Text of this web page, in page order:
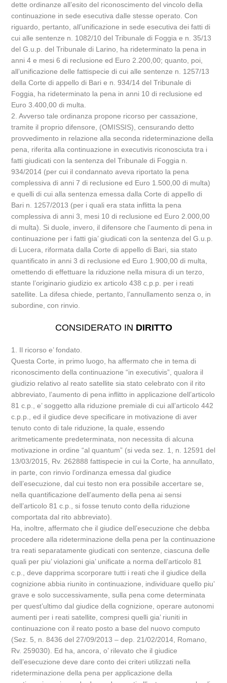
dette ordinanze all’esito del riconoscimento del vincolo della
continuazione in sede esecutiva dalle stesse operato. Con
riguardo, pertanto, all’unificazione in sede esecutiva dei fatti di
cui alle sentenze n. 1082/10 del Tribunale di Foggia e n. 35/13
del G.u.p. del Tribunale di Larino, ha rideterminato la pena in
anni 4 e mesi 6 di reclusione ed Euro 2.200,00; quanto, poi,
all’unificazione delle fattispecie di cui alle sentenze n. 1257/13
della Corte di appello di Bari e n. 934/14 del Tribunale di
Foggia, ha rideterminato la pena in anni 10 di reclusione ed
Euro 3.400,00 di multa.
2. Avverso tale ordinanza propone ricorso per cassazione,
tramite il proprio difensore, (OMISSIS), censurando detto
provvedimento in relazione alla seconda rideterminazione della
pena, riferita alla continuazione in executivis riconosciuta tra i
fatti giudicati con la sentenza del Tribunale di Foggia n.
934/2014 (per cui il condannato aveva riportato la pena
complessiva di anni 7 di reclusione ed Euro 1.500,00 di multa)
e quelli di cui alla sentenza emessa dalla Corte di appello di
Bari n. 1257/2013 (per i quali era stata inflitta la pena
complessiva di anni 3, mesi 10 di reclusione ed Euro 2.000,00
di multa). Si duole, invero, il difensore che l’aumento di pena in
continuazione per i fatti gia’ giudicati con la sentenza del G.u.p.
di Lucera, riformata dalla Corte di appello di Bari, sia stato
quantificato in anni 3 di reclusione ed Euro 1.900,00 di multa,
omettendo di effettuare la riduzione nella misura di un terzo,
stante l’originario giudizio ex articolo 438 c.p.p. per i reati
satellite. La difesa chiede, pertanto, l’annullamento senza o, in
subordine, con rinvio.
CONSIDERATO IN DIRITTO
1. Il ricorso e’ fondato.
Questa Corte, in primo luogo, ha affermato che in tema di
riconoscimento della continuazione “in executivis”, qualora il
giudizio relativo al reato satellite sia stato celebrato con il rito
abbreviato, l’aumento di pena inflitto in applicazione dell’articolo
81 c.p., e’ soggetto alla riduzione premiale di cui all’articolo 442
c.p.p., ed il giudice deve specificare in motivazione di aver
tenuto conto di tale riduzione, la quale, essendo
aritmeticamente predeterminata, non necessita di alcuna
motivazione in ordine “al quantum” (si veda sez. 1, n. 12591 del
13/03/2015, Rv. 262888 fattispecie in cui la Corte, ha annullato,
in parte, con rinvio l’ordinanza emessa dal giudice
dell’esecuzione, dal cui testo non era possibile accertare se,
nella quantificazione dell’aumento della pena ai sensi
dell’articolo 81 c.p., si fosse tenuto conto della riduzione
comportata dal rito abbreviato).
Ha, inoltre, affermato che il giudice dell’esecuzione che debba
procedere alla rideterminazione della pena per la continuazione
tra reati separatamente giudicati con sentenze, ciascuna delle
quali per piu’ violazioni gia’ unificate a norma dell’articolo 81
c.p., deve dapprima scorporare tutti i reati che il giudice della
cognizione abbia riunito in continuazione, individuare quello piu’
grave e solo successivamente, sulla pena come determinata
per quest’ultimo dal giudice della cognizione, operare autonomi
aumenti per i reati satellite, compresi quelli gia’ riuniti in
continuazione con il reato posto a base del nuovo computo
(Sez. 5, n. 8436 del 27/09/2013 – dep. 21/02/2014, Romano,
Rv. 259030). Ed ha, ancora, o’ rilevato che il giudice
dell’esecuzione deve dare conto dei criteri utilizzati nella
rideterminazione della pena per applicazione della